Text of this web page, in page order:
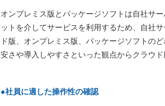
オンプレミス版とパッケージソフトは自社サ
ットを介してサービスを利用するため、自社
ド版、オンプレミス版、パッケージソフトの
安さや導入しやすさといった観点からクラウド
●社員に適した操作性の確認